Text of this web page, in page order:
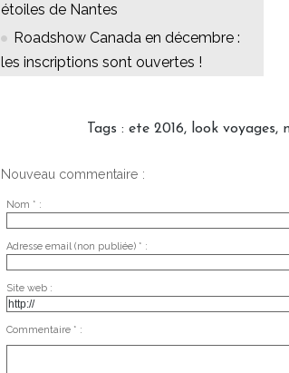
étoiles de Nantes
Roadshow Canada en décembre :
les inscriptions sont ouvertes !
Tags : ete 2016, look voyages,
Nouveau commentaire :
Nom * :
Adresse email (non publiée) * :
Site web :
Commentaire * :